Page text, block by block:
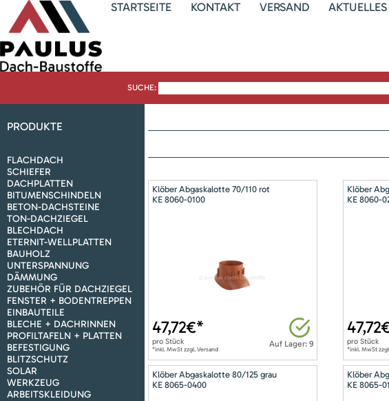
STARTSEITE KONTAKT VERSAND AKTUELLES
SUCHE:
PRODUKTE
FLACHDACH
SCHIEFER
DACHPLATTEN
BITUMENSCHINDELN
BETON-DACHSTEINE
TON-DACHZIEGEL
BLECHDACH
ETERNIT-WELLPLATTEN
BAUHOLZ
UNTERSPANNUNG
DÄMMUNG
ZUBEHÖR FÜR DACHZIEGEL
FENSTER + BODENTREPPEN
EINBAUTEILE
BLECHE + DACHRINNEN
PROFILTAFELN + PLATTEN
BEFESTIGUNG
BLITZSCHUTZ
SOLAR
WERKZEUG
ARBEITSKLEIDUNG
Klöber Abgaskalotte 70/110 rot
KE 8060-0100
Auf Lager: 9
47,72€*
pro Stück
*inkl. MwSt zzgl. Versand
Klöber
KE 8060-
47,72
pro Stück
*inkl. MwSt
Klöber Abgaskalotte 80/125 grau
KE 8065-0400
Klöber
KE 8065-